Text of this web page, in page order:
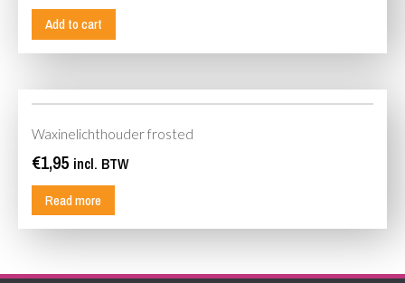
Add to cart
Waxinelichthouder frosted
€1,95 incl. BTW
Read more